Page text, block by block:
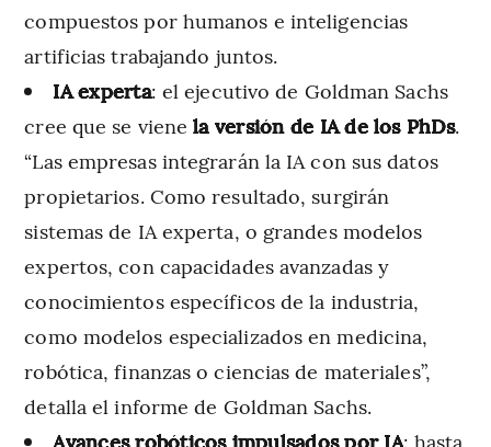
compuestos por humanos e inteligencias
artificias trabajando juntos.
IA experta: el ejecutivo de Goldman Sachs
cree que se vienela versión de IA de los PhDs.
“Las empresas integrarán la IA con sus datos
propietarios. Como resultado, surgirán
sistemas de IA experta, o grandes modelos
expertos, con capacidades avanzadas y
conocimientos específicos de la industria,
como modelos especializados en medicina,
robótica, finanzas o ciencias de materiales”,
detalla el informe de Goldman Sachs.
Avances robóticos impulsados por IA: hasta